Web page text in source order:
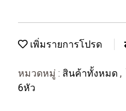
เพิ่มรายการโปรด
หมวดหมู่ : สินค้าทั้งหมด ,
6หัว